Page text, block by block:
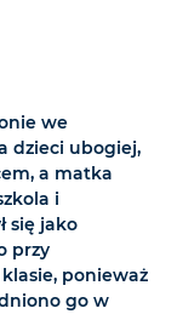
we
dzieci ubogiej,
a matka
i
się jako
przy
ponieważ
go w